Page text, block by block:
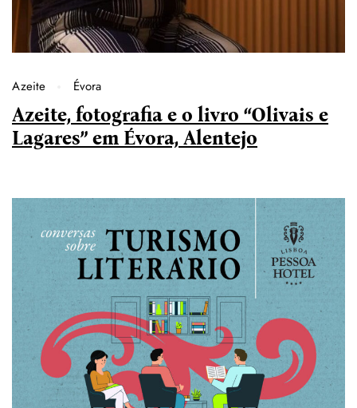
Azeite Évora
Azeite, fotografia e o livro “Olivais e
Lagares” em Évora, Alentejo